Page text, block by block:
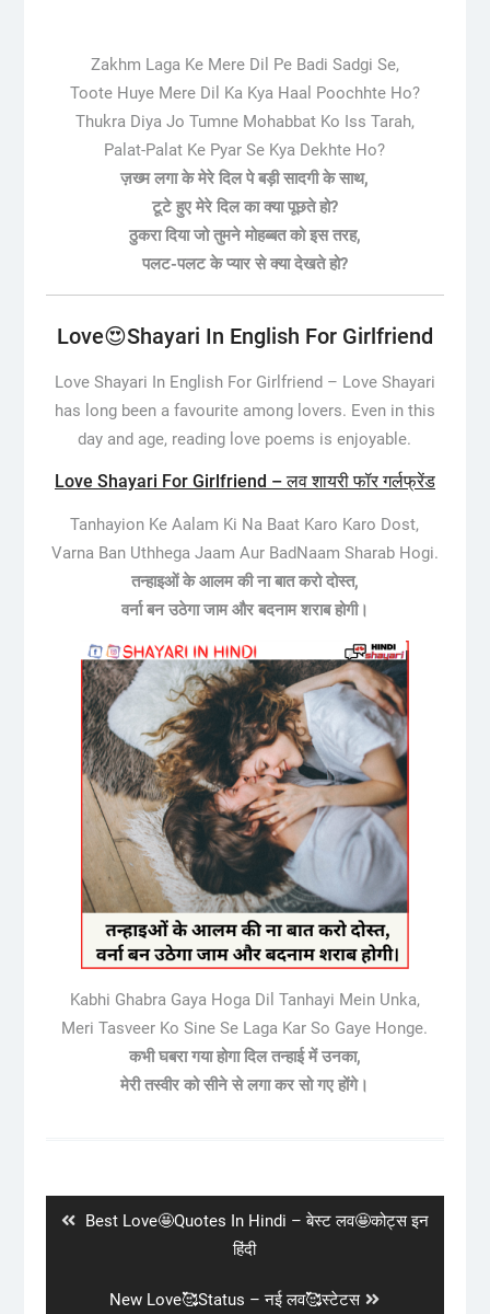
Zakhm Laga Ke Mere Dil Pe Badi Sadgi Se,
Toote Huye Mere Dil Ka Kya Haal Poochhte Ho?
Thukra Diya Jo Tumne Mohabbat Ko Iss Tarah,
Palat-Palat Ke Pyar Se Kya Dekhte Ho?
ज़ख्म लगा के मेरे दिल पे बड़ी सादगी के साथ,
टूटे हुए मेरे दिल का क्या पूछते हो?
ठुकरा दिया जो तुमने मोहब्बत को इस तरह,
पलट-पलट के प्यार से क्या देखते हो?
Love😍Shayari In English For Girlfriend
Love Shayari In English For Girlfriend – Love Shayari
has long been a favourite among lovers. Even in this
day and age, reading love poems is enjoyable.
Love Shayari For Girlfriend – लव शायरी फॉर गर्लफ्रेंड
Tanhayion Ke Aalam Ki Na Baat Karo Karo Dost,
Varna Ban Uthhega Jaam Aur BadNaam Sharab Hogi.
तन्हाइओं के आलम की ना बात करो दोस्त,
वर्ना बन उठेगा जाम और बदनाम शराब होगी।
Kabhi Ghabra Gaya Hoga Dil Tanhayi Mein Unka,
Meri Tasveer Ko Sine Se Laga Kar So Gaye Honge.
कभी घबरा गया होगा दिल तन्हाई में उनका,
मेरी तस्वीर को सीने से लगा कर सो गए होंगे।
Previous
Best Love🤩Quotes In Hindi – बेस्ट लव🤩कोट्स इन
हिंदी
Next
New Love🥰Status – नई लव🥰स्टेटस